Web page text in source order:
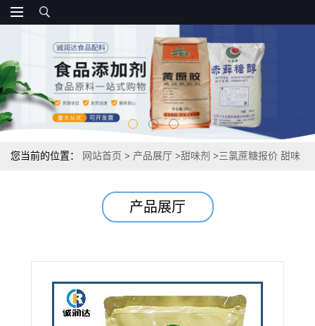
您当前的位置： 网站首页 > 产品展厅 >甜味剂 >三氯蔗糖报价 甜味
产品展厅